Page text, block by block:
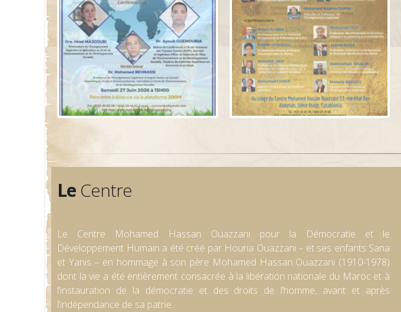
Le Centre
Le Centre Mohamed Hassan Ouazzani pour la Démocratie et le
Développement Humain a été créé par Houria Ouazzani – et ses enfants Sana
et Yanis – en hommage à son père Mohamed Hassan Ouazzani (1910-1978)
dont la vie a été entièrement consacrée à la libération nationale du Maroc et à
l’instauration de la démocratie et des droits de l’homme, avant et après
l’indépendance de sa patrie.